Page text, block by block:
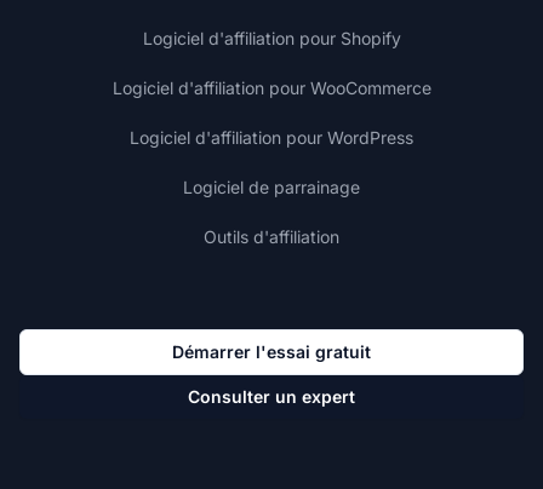
Logiciel d'affiliation pour Shopify
Logiciel d'affiliation pour WooCommerce
Logiciel d'affiliation pour WordPress
Logiciel de parrainage
Outils d'affiliation
Démarrer l'essai gratuit
Consulter un expert